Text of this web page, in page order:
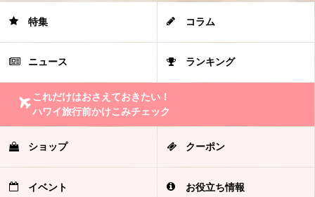
特集 コラム
ニュース ランキング
これだけはおさえておきたい！
ハワイ旅行前かけこみチェック
ショップ クーポン
イベント お役立ち情報